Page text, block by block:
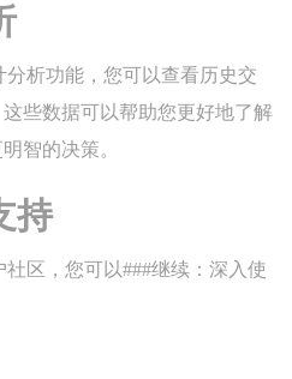
析功能，您可以查看历史交
些数据可以帮助您更好地了解
智的决策。
持
区，您可以###继续：深入使